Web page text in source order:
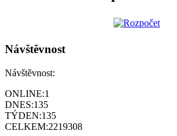
Návštěvnost
Návštěvnost:
ONLINE:1
DNES:135
TÝDEN:135
CELKEM:2219308